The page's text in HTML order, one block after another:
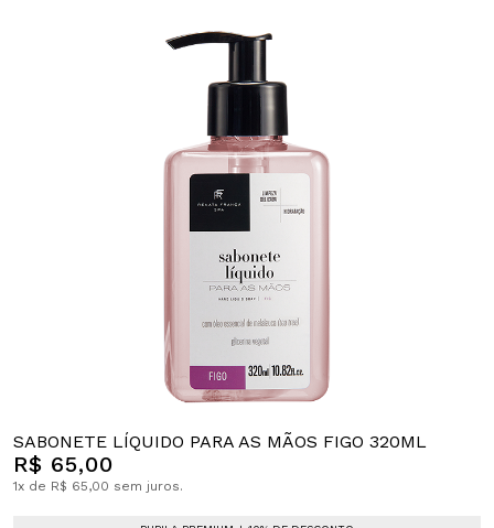
SABONETE LÍQUIDO PARA AS MÃOS FIGO 320ML
R$ 65,00
1x de R$ 65,00 sem juros.